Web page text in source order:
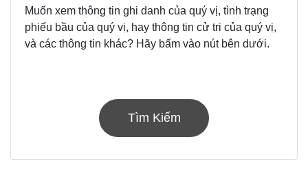
Muốn xem thông tin ghi danh của quý vị, tình trạng
phiếu bầu của quý vị, hay thông tin cử tri của quý vị,
và các thông tin khác? Hãy bấm vào nút bên dưới.
Tìm Kiếm